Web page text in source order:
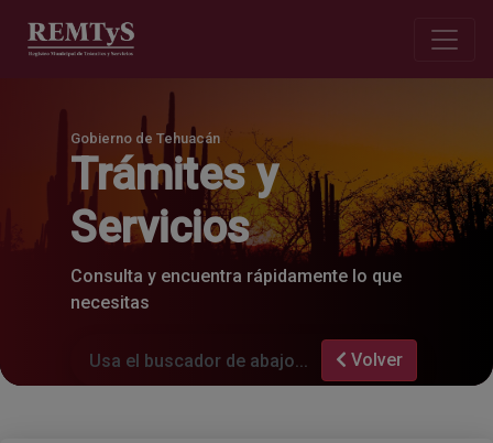
Gobierno de Tehuacán
Trámites y
Servicios
Consulta y encuentra rápidamente lo que
necesitas
Volver